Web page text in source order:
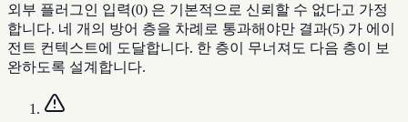
외부 플러그인 입력(0) 은 기본적으로 신뢰할 수 없다고 가정
합니다. 네 개의 방어 층을 차례로 통과해야만 결과(5) 가 에이
전트 컨텍스트에 도달합니다. 한 층이 무너져도 다음 층이 보
완하도록 설계합니다.